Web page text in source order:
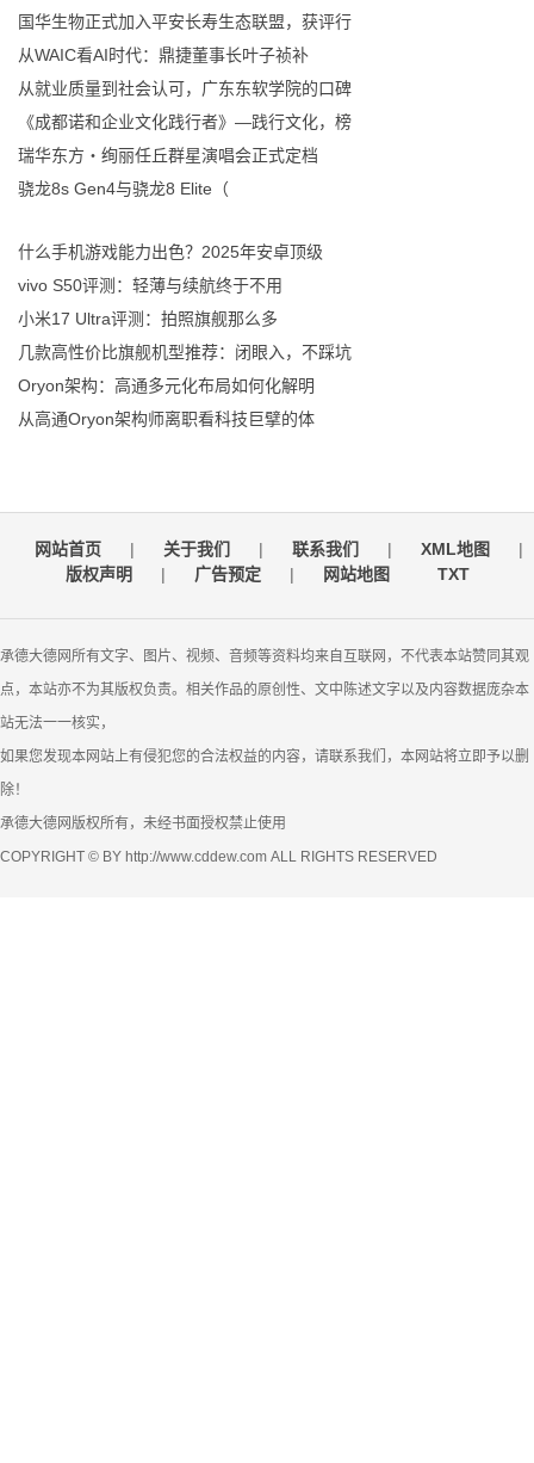
国华生物正式加入平安长寿生态联盟，获评行
从WAIC看AI时代：鼎捷董事长叶子祯补
从就业质量到社会认可，广东东软学院的口碑
《成都诺和企业文化践行者》—践行文化，榜
瑞华东方・绚丽任丘群星演唱会正式定档
骁龙8s Gen4与骁龙8 Elite（
什么手机游戏能力出色？2025年安卓顶级
vivo S50评测：轻薄与续航终于不用
小米17 Ultra评测：拍照旗舰那么多
几款高性价比旗舰机型推荐：闭眼入，不踩坑
Oryon架构：高通多元化布局如何化解明
从高通Oryon架构师离职看科技巨擘的体
网站首页 | 关于我们 | 联系我们 | XML地图
|
版权声明
| 广告预定 | 网站地图 TXT
承德大德网所有文字、图片、视频、音频等资料均来自互联网，不代表本站赞同其观
点，本站亦不为其版权负责。相关作品的原创性、文中陈述文字以及内容数据庞杂本
站无法一一核实，
如果您发现本网站上有侵犯您的合法权益的内容，请联系我们，本网站将立即予以删
除！
承德大德网版权所有，未经书面授权禁止使用
COPYRIGHT © BY http://www.cddew.com ALL RIGHTS RESERVED